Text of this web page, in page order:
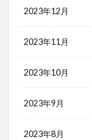
2023年12月
2023年11月
2023年10月
2023年9月
2023年8月